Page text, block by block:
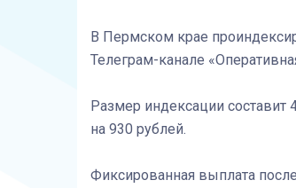
В Пермском крае
Телеграм-канале
Размер индексации составит
на 930 рублей.
Фиксированная выплата